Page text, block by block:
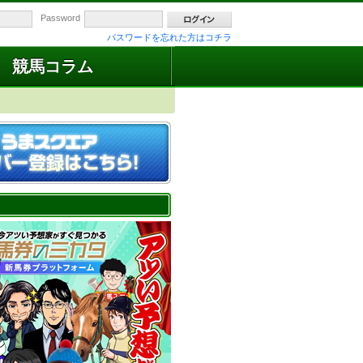
Password
パスワードを忘れた方はコチラ
競馬コラム